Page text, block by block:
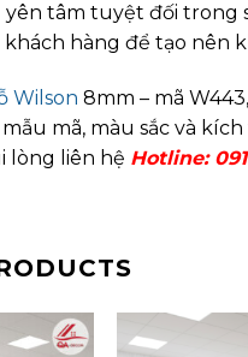
tâm tuyệt đối trong
hàng để tạo nên
Wilson 8mm – mã W443,
mã, màu sắc và
lòng liên hệ Hotline: